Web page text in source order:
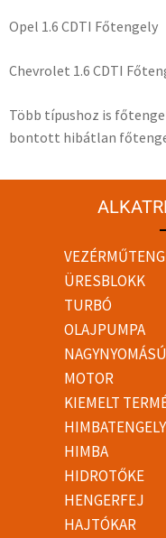
Opel 1.6 CDTI Főtengely
Chevrolet 1.6 CDTI
Több típushoz is
bontott hibátlan
ÜRESBLOKK
TURBÓ
OLAJPUMPA
MOTOR
KIEMELT
HIMBATENGELY
HIMBA
HIDROTŐKE
HENGERFEJ
HAJTÓKAR